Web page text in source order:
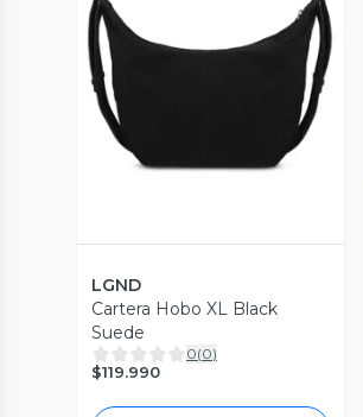
Vista Previa
LGND
Cartera Hobo XL Black
Suede
0(0)
$119.990